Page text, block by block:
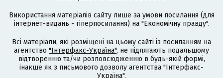
Використання матеріалів сайту лише за умови посилання (для
інтернет-видань - гіперпосилання) на "Економічну правду".
Всі матеріали, які розміщені на цьому сайті із посиланням на
агентство "Інтерфакс-Україна", не підлягають подальшому
відтворенню та/чи розповсюдженню в будь-якій формі,
інакше як з письмового дозволу агентства "Інтерфакс-
Україна".